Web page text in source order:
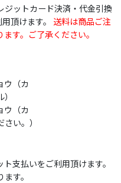
ジットカード決済・代金引換
頂けます。 送料は商品ご注
す。ご了承ください。
（カ
（カ
い。）
支払いをご利用頂けます。
す。